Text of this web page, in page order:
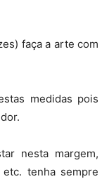
faça a arte com
medidas pois
nesta margem,
tenha sempre